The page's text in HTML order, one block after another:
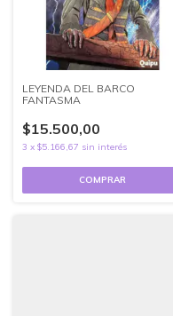
LEYENDA DEL BARCO
FANTASMA
$15.500,00
3 x $5.166,67 sin interés